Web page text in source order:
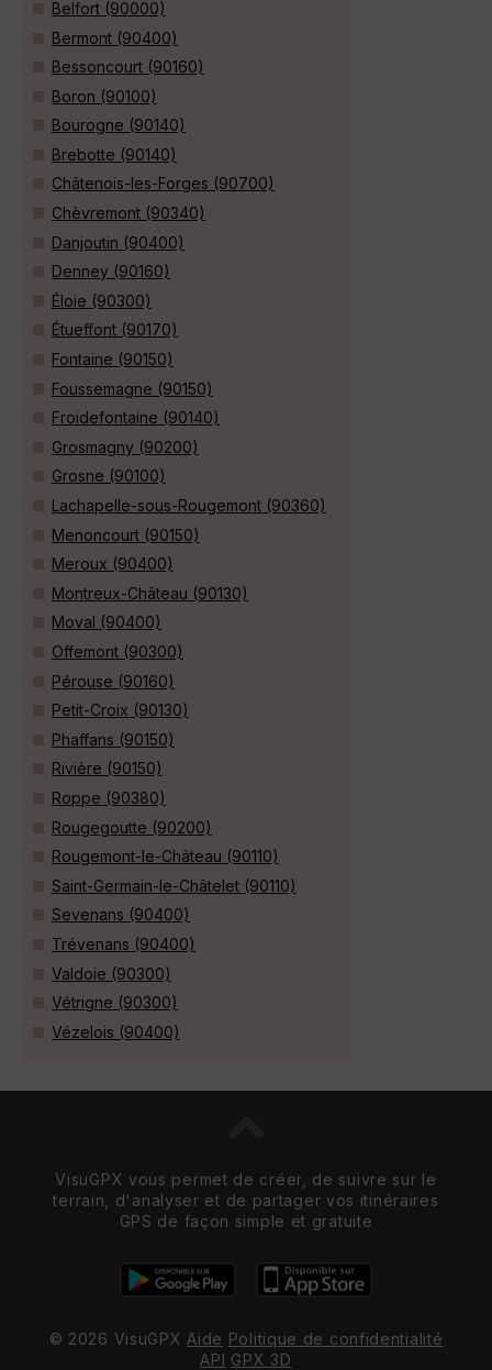
Belfort (90000)
Bermont (90400)
Bessoncourt (90160)
Boron (90100)
Bourogne (90140)
Brebotte (90140)
Châtenois-les-Forges (90700)
Chèvremont (90340)
Danjoutin (90400)
Denney (90160)
Éloie (90300)
Étueffont (90170)
Fontaine (90150)
Foussemagne (90150)
Froidefontaine (90140)
Grosmagny (90200)
Grosne (90100)
Lachapelle-sous-Rougemont (90360)
Menoncourt (90150)
Meroux (90400)
Montreux-Château (90130)
Moval (90400)
Offemont (90300)
Pérouse (90160)
Petit-Croix (90130)
Phaffans (90150)
Rivière (90150)
Roppe (90380)
Rougegoutte (90200)
Rougemont-le-Château (90110)
Saint-Germain-le-Châtelet (90110)
Sevenans (90400)
Trévenans (90400)
Valdoie (90300)
Vétrigne (90300)
Vézelois (90400)
VisuGPX vous permet de créer, de suivre sur le
terrain, d'analyser et de partager vos itinéraires
GPS de façon simple et gratuite
© 2026 VisuGPX Aide Politique de confidentialité
API GPX 3D